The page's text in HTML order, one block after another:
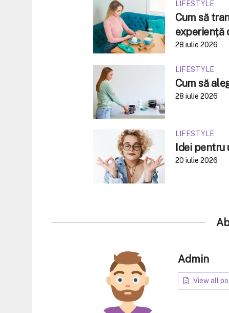
LIFESTYLE
Cum să
experiență
28 iulie 2026
LIFESTYLE
Cum să
28 iulie 2026
LIFESTYLE
Idei pentru
20 iulie 2026
Admin
View all